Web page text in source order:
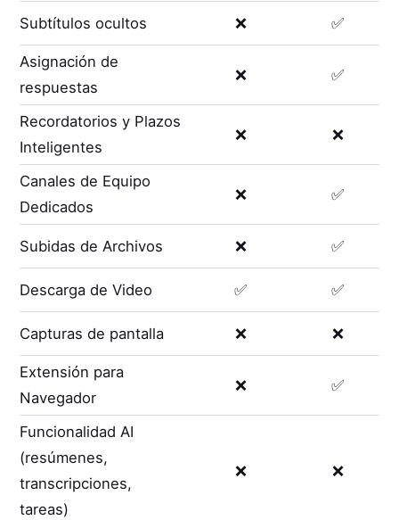
Subtítulos ocultos ❌ ✅
Asignación de
respuestas
❌ ✅
Recordatorios y Plazos
Inteligentes
❌ ❌
Canales de Equipo
Dedicados
❌ ✅
Subidas de Archivos ❌ ✅
Descarga de Video ✅ ✅
Capturas de pantalla ❌ ❌
Extensión para
Navegador
❌ ✅
Funcionalidad AI
(resúmenes,
transcripciones,
tareas)
❌ ❌